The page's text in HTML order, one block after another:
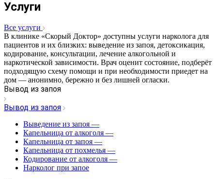
Услуги
Все услуги
В клинике «Скорый Доктор» доступны услуги нарколога для
пациентов и их близких: выведение из запоя, детоксикация,
кодирование, консультации, лечение алкогольной и
наркотической зависимости. Врач оценит состояние, подберёт
подходящую схему помощи и при необходимости приедет на
дом — анонимно, бережно и без лишней огласки.
Вывод из запоя
Вывод из запоя
Выведение из запоя —
Капельница от алкоголя —
Капельница от запоя —
Капельница от похмелья —
Кодирование от алкоголя —
Нарколог при запое